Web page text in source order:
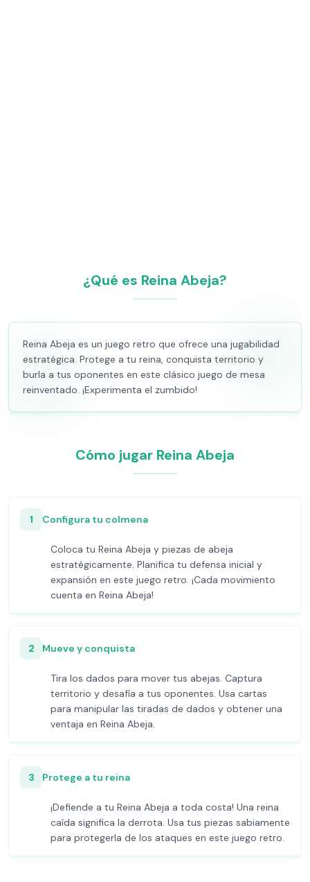
¿Qué es Reina Abeja?
Reina Abeja es un juego retro que ofrece una jugabilidad
estratégica. Protege a tu reina, conquista territorio y
burla a tus oponentes en este clásico juego de mesa
reinventado. ¡Experimenta el zumbido!
Cómo jugar Reina Abeja
1 Configura tu colmena
Coloca tu Reina Abeja y piezas de abeja
estratégicamente. Planifica tu defensa inicial y
expansión en este juego retro. ¡Cada movimiento
cuenta en Reina Abeja!
2 Mueve y conquista
Tira los dados para mover tus abejas. Captura
territorio y desafía a tus oponentes. Usa cartas
para manipular las tiradas de dados y obtener una
ventaja en Reina Abeja.
3 Protege a tu reina
¡Defiende a tu Reina Abeja a toda costa! Una reina
caída significa la derrota. Usa tus piezas sabiamente
para protegerla de los ataques en este juego retro.